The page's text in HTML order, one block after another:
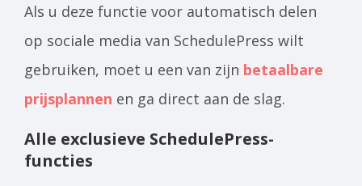
Als u deze functie voor automatisch delen
op sociale media van SchedulePress wilt
gebruiken, moet u een van zijn betaalbare
prijsplannen en ga direct aan de slag.
Alle exclusieve SchedulePress-
functies